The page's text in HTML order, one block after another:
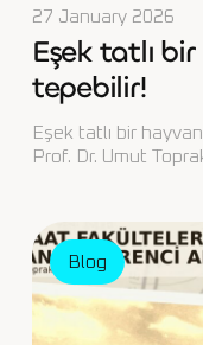
27 January 2026
Eşek tatlı
tepebilir!
Eşek tatlı bir
Prof. Dr. Umut
Blog